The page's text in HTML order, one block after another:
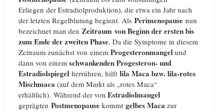
Erliegen der Estradiolproduktion), die etwa ein Jahr nach
der letzten Regelblutung beginnt. Als Perimenopause nun
bezeichnet man den Zeitraum von Beginn der ersten bis
zum Ende der zweitenPhase. Da die Symptome in diesem
Zeitraum zunächst von einem Progesteronmangel und
dann von einem schwankenden Progesteron- und
Estradiolspiegel herrühren, hilft lila Maca bzw. lila-rotes
Mischmaca (auf dem Markt als „rotes Maca“
erhältlich). Während der von Estradiolmangel
geprägten Postmenopause kommt gelbes Maca zur